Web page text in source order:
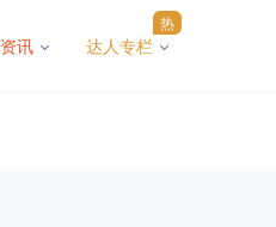
讯 达人专栏
热